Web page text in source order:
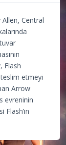
Central
Flash
etmeyi
Arrow
evreninin